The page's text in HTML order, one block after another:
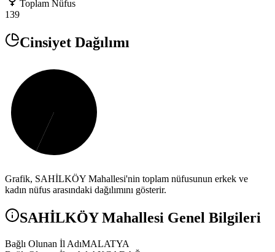
Toplam Nüfus
139
Cinsiyet Dağılımı
Grafik, SAHİLKÖY Mahallesi'nin toplam nüfusunun erkek ve
kadın nüfus arasındaki dağılımını gösterir.
SAHİLKÖYMahallesi Genel Bilgileri
Bağlı Olunan İl AdıMALATYA